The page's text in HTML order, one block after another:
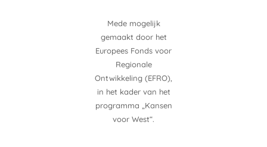
Mede mogelijk
gemaakt door het
Europees Fonds voor
Regionale
Ontwikkeling (EFRO),
in het kader van het
programma „Kansen
voor West“.